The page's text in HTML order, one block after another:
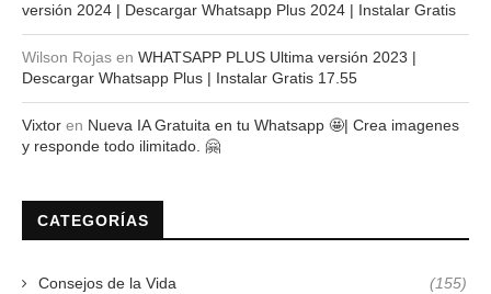
versión 2024 | Descargar Whatsapp Plus 2024 | Instalar Gratis
Wilson Rojas en WHATSAPP PLUS Ultima versión 2023 |
Descargar Whatsapp Plus | Instalar Gratis 17.55
Vixtor en Nueva IA Gratuita en tu Whatsapp 🤩| Crea imagenes
y responde todo ilimitado. 🤗
CATEGORÍAS
Consejos de la Vida (155)